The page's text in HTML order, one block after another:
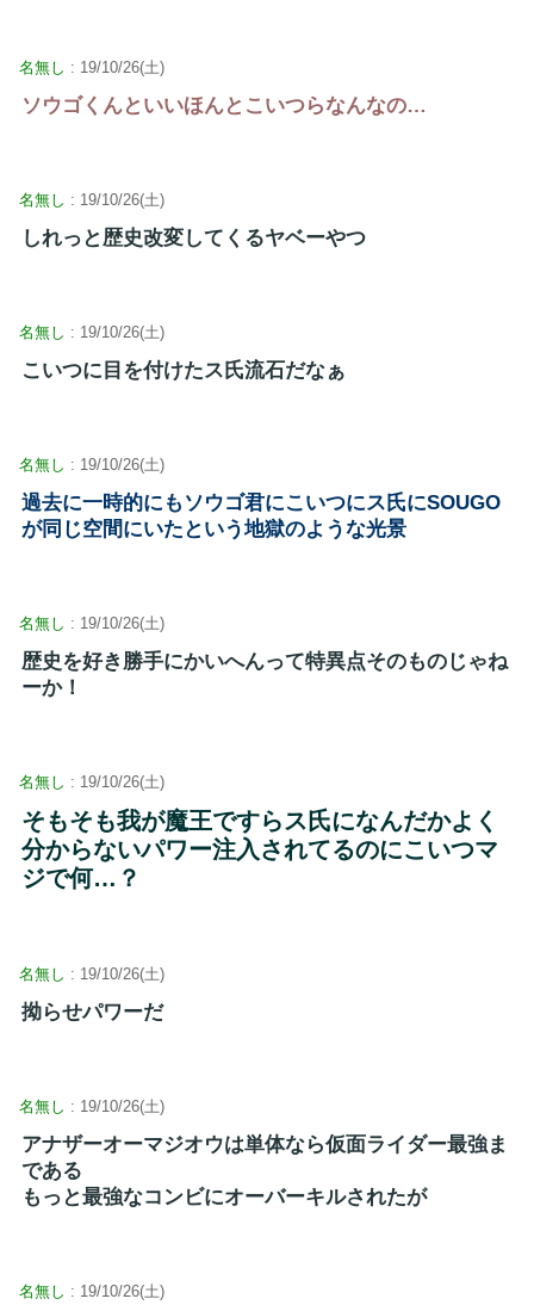
名無し : 19/10/26(土)
ソウゴくんといいほんとこいつらなんなの…
名無し : 19/10/26(土)
しれっと歴史改変してくるヤベーやつ
名無し : 19/10/26(土)
こいつに目を付けたス氏流石だなぁ
名無し : 19/10/26(土)
過去に一時的にもソウゴ君にこいつにス氏にSOUGO
が同じ空間にいたという地獄のような光景
名無し : 19/10/26(土)
歴史を好き勝手にかいへんって特異点そのものじゃね
ーか！
名無し : 19/10/26(土)
そもそも我が魔王ですらス氏になんだかよく
分からないパワー注入されてるのにこいつマ
ジで何…？
名無し : 19/10/26(土)
拗らせパワーだ
名無し : 19/10/26(土)
アナザーオーマジオウは単体なら仮面ライダー最強ま
である
もっと最強なコンビにオーバーキルされたが
名無し : 19/10/26(土)